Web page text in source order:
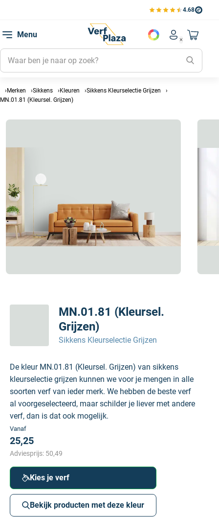
4.68
Bekijk de verfplaza
Menu
Account
Mijn
Mijn
Mijn
Naar
Merken Sikkens Kleuren
Sikkens Kleurselectie Grijzen
MN.01.81 (Kleursel. Grijzen)
MN.01.81 (Kleursel.
Grijzen)
Sikkens Kleurselectie Grijzen
De kleur MN.01.81 (Kleursel. Grijzen) van sikkens
kleurselectie grijzen kunnen we voor je mengen in alle
soorten verf van ieder merk. We hebben de beste verf
al voorgeselecteerd, maar schilder je liever met andere
verf, dan is dat ook mogelijk.
Vanaf
25,25
Adviesprijs: 50,49
Kies je verf
Bekijk producten met deze kleur